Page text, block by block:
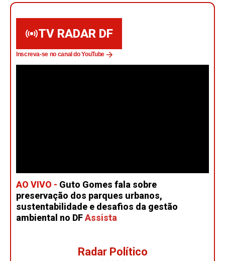
TV RADAR DF
Inscreva-se no canal do YouTube
AO VIVO - Guto Gomes fala sobre
preservação dos parques urbanos,
sustentabilidade e desafios da gestão
ambiental no DFAssista
Radar Político